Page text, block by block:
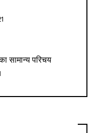
सामान्य परिचय